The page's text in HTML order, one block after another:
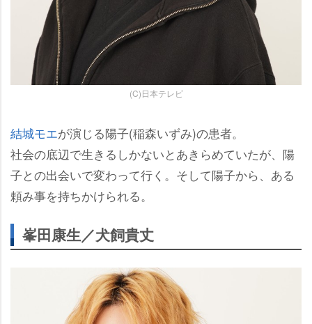
(C)日本テレビ
結城モエが演じる陽子(稲森いずみ)の患者。
社会の底辺で生きるしかないとあきらめていたが、陽
子との出会いで変わって行く。そして陽子から、ある
頼み事を持ちかけられる。
峯田康生／犬飼貴丈